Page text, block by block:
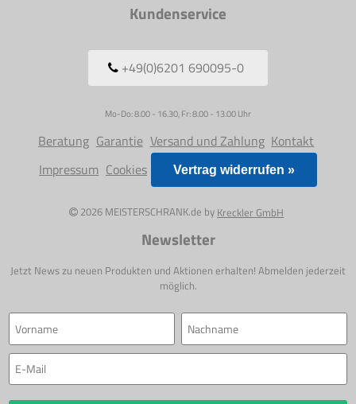
Kundenservice
+49(0)6201 690095-0
Mo-Do: 8.00 - 16.30, Fr: 8.00 - 13.00 Uhr
Beratung Garantie Versand und Zahlung Kontakt
Impressum Cookies Vertrag widerrufen »
2026 MEISTERSCHRANK.de by Kreckler GmbH
Newsletter
Jetzt News zu neuen Produkten und Aktionen erhalten! Abmelden jederzeit
möglich.